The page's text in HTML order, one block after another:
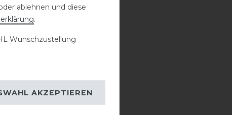
ablehnen und diese
.
Wunschzustellung
AKZEPTIEREN